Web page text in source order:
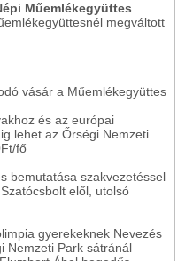
Műemlékegyüttes
megváltott
vásár a Műemlékegyüttes
és az európai
lehet az Őrségi Nemzeti
fő
bemutatása szakvezetéssel
elől, utolsó
gyerekeknek Nevezés
Nemzeti Park sátránál